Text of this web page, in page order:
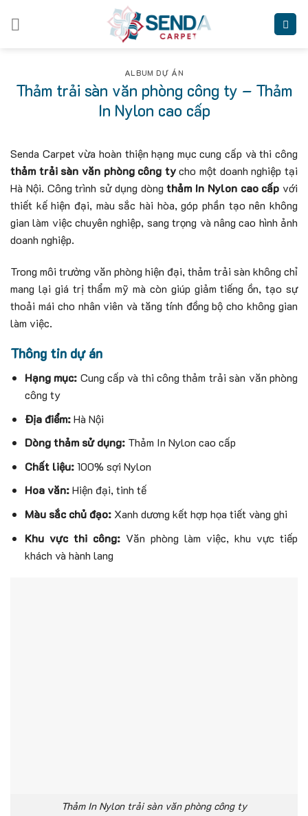
ALBUM DỰ ÁN
Thảm trải sàn văn phòng công ty – Thảm
In Nylon cao cấp
Senda Carpet vừa hoàn thiện hạng mục cung cấp và thi công
thảm trải sàn văn phòng công tycho một doanh nghiệp tại
Hà Nội. Công trình sử dụng dòngthảm In Nylon cao cấp với
thiết kế hiện đại, màu sắc hài hòa, góp phần tạo nên không
gian làm việc chuyên nghiệp, sang trọng và nâng cao hình ảnh
doanh nghiệp.
Trong môi trường văn phòng hiện đại, thảm trải sàn không chỉ
mang lại giá trị thẩm mỹ mà còn giúp giảm tiếng ồn, tạo sự
thoải mái cho nhân viên và tăng tính đồng bộ cho không gian
làm việc.
Thông tin dự án
Hạng mục: Cung cấp và thi công thảm trải sàn văn phòng
công ty
Địa điểm:Hà Nội
Dòng thảm sử dụng:Thảm In Nylon cao cấp
Chất liệu:100% sợi Nylon
Hoa văn:Hiện đại, tinh tế
Màu sắc chủ đạo:Xanh dương kết hợp họa tiết vàng ghi
Khu vực thi công:Văn phòng làm việc, khu vực tiếp
khách và hành lang
Thảm In Nylon trải sàn văn phòng công ty